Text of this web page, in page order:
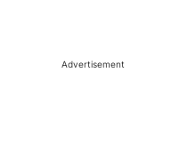
Advertisement